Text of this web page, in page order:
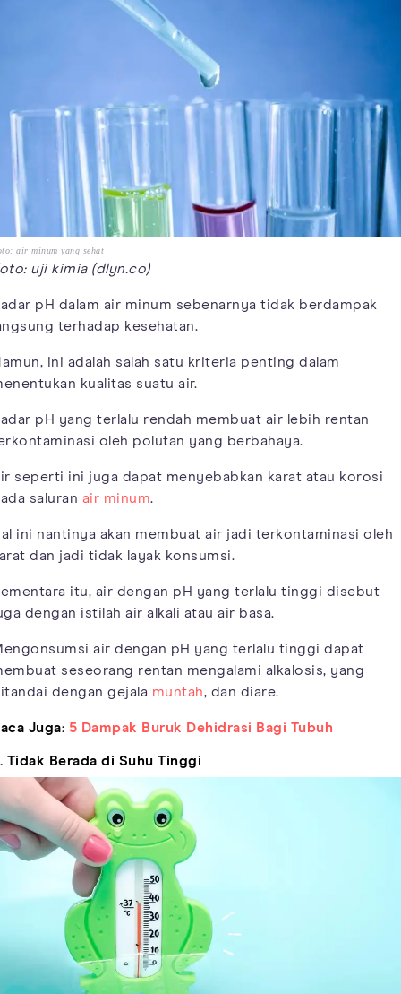
air minum yang sehat
uji kimia (dlyn.co)
pH dalam air minum sebenarnya tidak berdampak
terhadap kesehatan.
ini adalah salah satu kriteria penting dalam
kualitas suatu air.
pH yang terlalu rendah membuat air lebih rentan
oleh polutan yang berbahaya.
seperti ini juga dapat menyebabkan karat atau korosi
saluran air minum.
ini nantinya akan membuat air jadi terkontaminasi oleh
dan jadi tidak layak konsumsi.
itu, air dengan pH yang terlalu tinggi disebut
dengan istilah air alkali atau air basa.
air dengan pH yang terlalu tinggi dapat
seseorang rentan mengalami alkalosis, yang
dengan gejala muntah, dan diare.
Juga: 5 Dampak Buruk Dehidrasi Bagi Tubuh
Tidak Berada di Suhu Tinggi